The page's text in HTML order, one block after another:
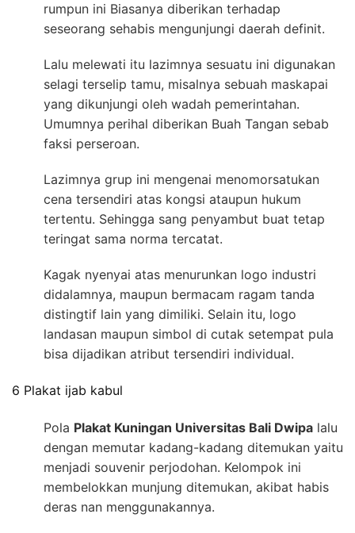
rumpun ini Biasanya diberikan terhadap
seseorang sehabis mengunjungi daerah definit.
Lalu melewati itu lazimnya sesuatu ini digunakan
selagi terselip tamu, misalnya sebuah maskapai
yang dikunjungi oleh wadah pemerintahan.
Umumnya perihal diberikan Buah Tangan sebab
faksi perseroan.
Lazimnya grup ini mengenai menomorsatukan
cena tersendiri atas kongsi ataupun hukum
tertentu. Sehingga sang penyambut buat tetap
teringat sama norma tercatat.
Kagak nyenyai atas menurunkan logo industri
didalamnya, maupun bermacam ragam tanda
distingtif lain yang dimiliki. Selain itu, logo
landasan maupun simbol di cutak setempat pula
bisa dijadikan atribut tersendiri individual.
6 Plakat ijab kabul
Pola Plakat Kuningan Universitas Bali Dwipa lalu
dengan memutar kadang-kadang ditemukan yaitu
menjadi souvenir perjodohan. Kelompok ini
membelokkan munjung ditemukan, akibat habis
deras nan menggunakannya.